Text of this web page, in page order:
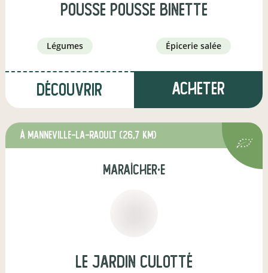
Pousse pousse binette
légumes épicerie salée
Découvrir Acheter
à Manneville-la-Raoult (26,7 km)
maraîcher·e
Le jardin Culotté